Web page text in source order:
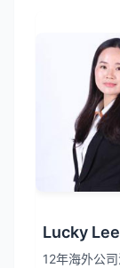
Lucky Lee
12年海外公司